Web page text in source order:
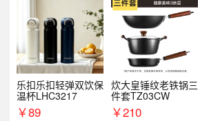
乐扣乐扣轻弹双饮保
温杯LHC3217
￥89
炊大皇锤纹老铁锅三
件套TZ03CW
￥210